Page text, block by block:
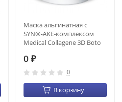
Маска альгинатная с
SYN®-AKE-комплексом
Medical Collagene 3D Boto
0 ₽
0
В корзину